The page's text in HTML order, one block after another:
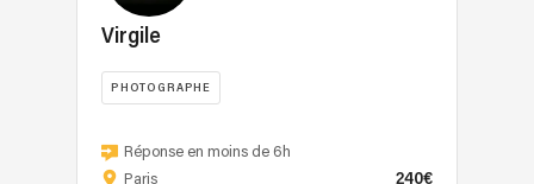
Virgile
PHOTOGRAPHE
Réponse en moins de 6h
Paris
240€